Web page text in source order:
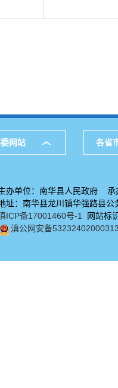
网站 各省
办单位：南华县人民政府 承
址：南华县龙川镇华强路
ICP备17001460号-1
网站标
滇公网安备